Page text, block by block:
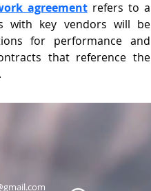
agreement refers to a
with key vendors will be
for performance and
that reference the